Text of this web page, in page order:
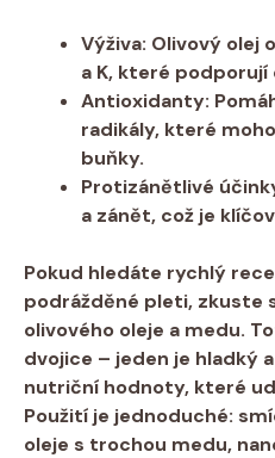
Výživa: Olivový olej⁣
a K, které
Antioxidanty:
radikály, které
buňky.
Protizánětlivé⁢
a zánět, což je
Pokud ‌hledáte rychlý
podrážděné​ pleti,‍ zkuste
olivového oleje a medu.⁣
dvojice – jeden ‌je hladký
nutriční hodnoty, které
Použití je jednoduché:
oleje s trochou medu,